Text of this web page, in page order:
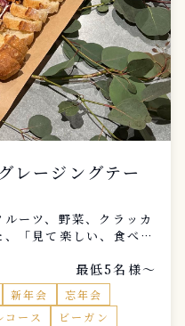
ージングテー
ーツ、野菜、クラッカ
「見て楽しい、食べて
最低5名様〜
新年会
忘年会
コース
ビーガン